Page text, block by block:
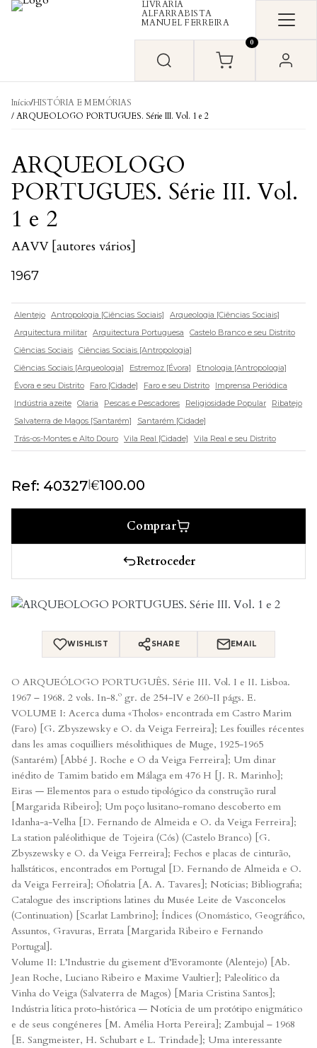
Skip to content
LIVRARIA
ALFARRABISTA
MANUEL FERREIRA
0
Início/HISTÓRIA E MEMÓRIAS
/ ARQUEOLOGO PORTUGUES. Série III. Vol. 1 e 2
ARQUEOLOGO
PORTUGUES. Série III. Vol.
1 e 2
AAVV [autores vários]
1967
Alentejo Antropologia [Ciências Sociais]
Arqueologia [Ciências Sociais]
Arquitectura militar Arquitectura Portuguesa
Castelo Branco e seu Distrito
Ciências Sociais Ciências Sociais [Antropologia]
Ciências Sociais [Arqueologia]
Estremoz [Évora]
Etnologia [Antropologia]
Évora e seu Distrito
Faro [Cidade] Faro e seu Distrito
Imprensa Periódica
Indústria azeite Olaria Pescas e Pescadores Religiosidade Popular
Ribatejo
Salvaterra de Magos [Santarém]
Santarém [Cidade]
Trás-os-Montes e Alto Douro Vila Real [Cidade] Vila Real e seu Distrito
Ref: 40327|€100.00
Comprar
Retroceder
WISHLIST SHARE EMAIL
O ARQUEÓLOGO PORTUGUÊS. Série III. Vol. I e II. Lisboa.
1967 – 1968. 2 vols. In-8.º gr. de 254-IV e 260-II págs. E.
VOLUME I: Acerca duma «Tholos» encontrada em Castro Marim
(Faro) [G. Zbyszewsky e O. da Veiga Ferreira]; Les fouilles récentes
dans les amas coquilliers mésolithiques de Muge, 1925-1965
(Santarém) [Abbé J. Roche e O da Veiga Ferreira]; Um dinar
inédito de Tamim batido em Málaga em 476 H [J. R. Marinho];
Eiras — Elementos para o estudo tipológico da construção rural
[Margarida Ribeiro]; Um poço lusitano-romano descoberto em
Idanha-a-Velha [D. Fernando de Almeida e O. da Veiga Ferreira];
La station paléolithique de Tojeira (Cós) (Castelo Branco) [G.
Zbyszewsky e O. da Veiga Ferreira]; Fechos e placas de cinturão,
hallstáticos, encontrados em Portugal [D. Fernando de Almeida e O.
da Veiga Ferreira]; Ofiolatria [A. A. Tavares]; Notícias; Bibliografia;
Catalogue des inscriptions latines du Musée Leite de Vasconcelos
(Continuation) [Scarlat Lambrino]; Índices (Onomástico, Geográfico,
Assuntos, Gravuras, Errata [Margarida Ribeiro e Fernando
Portugal].
Volume II: L’Industrie du gisement d’Evoramonte (Alentejo) [Ab.
Jean Roche, Luciano Ribeiro e Maxime Vaultier]; Paleolítico da
Vinha do Veiga (Salvaterra de Magos) [Maria Cristina Santos];
Indústria lítica proto-histórica — Notícia de um protótipo enigmático
e de seus congéneres [M. Amélia Horta Pereira]; Zambujal – 1968
[E. Sangmeister, H. Schubart e L. Trindade]; Uma interessante